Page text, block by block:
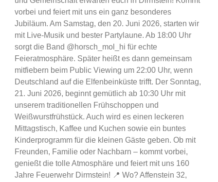
vorbei und feiert mit uns ein ganz besonderes
Jubiläum. Am Samstag, den 20. Juni 2026, starten wir
mit Live-Musik und bester Partylaune. Ab 18:00 Uhr
sorgt die Band @horsch_mol_hi für echte
Feieratmosphäre. Später heißt es dann gemeinsam
mitfiebern beim Public Viewing um 22:00 Uhr, wenn
Deutschland auf die Elfenbeinküste trifft. Der Sonntag,
21. Juni 2026, beginnt gemütlich ab 10:30 Uhr mit
unserem traditionellen Frühschoppen und
Weißwurstfrühstück. Auch wird es einen leckeren
Mittagstisch, Kaffee und Kuchen sowie ein buntes
Kinderprogramm für die kleinen Gäste geben. Ob mit
Freunden, Familie oder Nachbarn – kommt vorbei,
genießt die tolle Atmosphäre und feiert mit uns 160
Jahre Feuerwehr Dirmstein! 📍 Wo? Affenstein 32,